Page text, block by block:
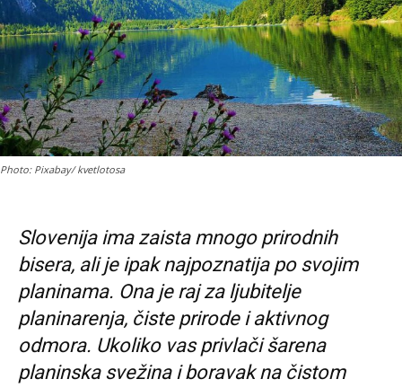
Photo: Pixabay/ kvetlotosa
Slovenija ima zaista mnogo prirodnih
bisera, ali je ipak najpoznatija po svojim
planinama. Ona je raj za ljubitelje
planinarenja, čiste prirode i aktivnog
odmora. Ukoliko vas privlači šarena
planinska svežina i boravak na čistom